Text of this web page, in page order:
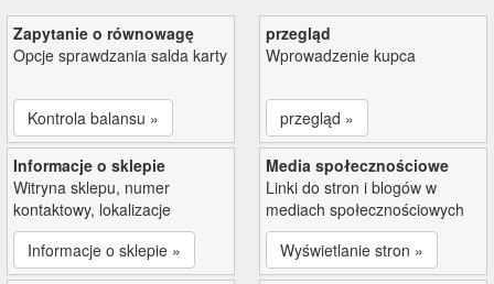
Zapytanie o równowagę
Opcje sprawdzania salda karty
Kontrola balansu »
przegląd
Wprowadzenie kupca
przegląd »
Informacje o sklepie
Witryna sklepu, numer
kontaktowy, lokalizacje
Informacje o sklepie »
Media społecznościowe
Linki do stron i blogów w
mediach społecznościowych
Wyświetlanie stron »